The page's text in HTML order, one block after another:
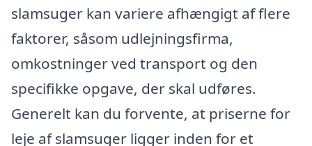
slamsuger kan variere afhængigt af flere
faktorer, såsom udlejningsfirma,
omkostninger ved transport og den
specifikke opgave, der skal udføres.
Generelt kan du forvente, at priserne for
leje af slamsuger ligger inden for et